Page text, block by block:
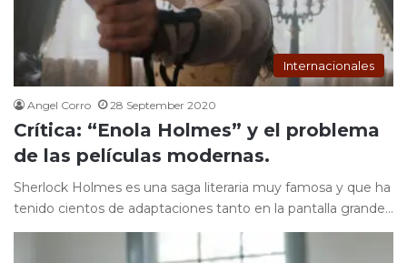
Internacionales
Angel Corro 28 September 2020
Crítica: “Enola Holmes” y el problema
de las películas modernas.
Sherlock Holmes es una saga literaria muy famosa y que ha
tenido cientos de adaptaciones tanto en la pantalla grande…